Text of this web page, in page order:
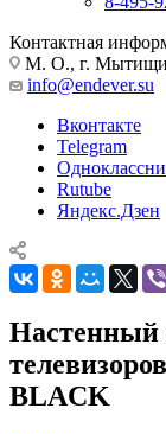
Контактная
М. О., г. Мытищи,
info@endever.su
Вконтакте
Telegram
Rutube
Яндекс.Дзен
Настенный
BLACK